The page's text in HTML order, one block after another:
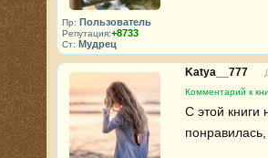
Пр: Пользователь
Репутация:+8733
Ст: Мудрец
Katya__777
Комментарий к
С этой книги